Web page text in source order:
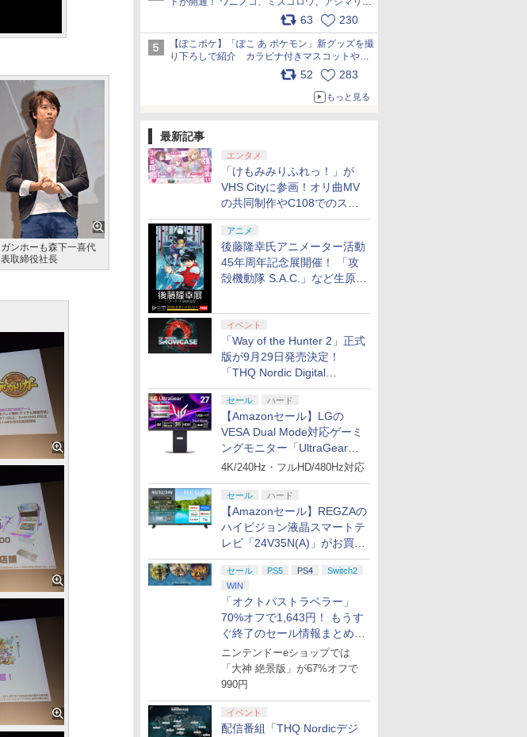
場シーンをレポート pic.x.com/LDgEByVl6D
63 230
【ぽこポケ】「ぽこ あ ポケモン」新グッズを撮
り下ろしで紹介 カラビナ付きマスコットやス
52 283
もっと見る
最新記事
エンタメ
「けもみみりふれっ！」が
VHS Cityに参画！オリ曲MV
の共同制作やC108でのスペ
シャルコラボ広告を掲出
アニメ
後藤隆幸氏アニメーター活動
45年周年記念展開催！ 「攻
殻機動隊 S.A.C.」など生原
イベント
「Way of the Hunter 2」正式
版が9月29日発売決定！
「THQ Nordic Digital
Showcase 2026」まとめ
セール ハード
【Amazonセール】LGの
VESA Dual Mode対応ゲーミ
ングモニター「UltraGear
27G850A-B」がお買い得！
4K/240Hz・フルHD/480Hz対応
セール ハード
【Amazonセール】REGZAの
ハイビジョン液晶スマートテ
レビ「24V35N(A)」がお買い
得！
セール PS5 PS4
Switch2
WIN
「オクトパストラベラー」
70%オフで1,643円！ もうす
ぐ終了のセール情報まとめ
【8月8日更新】
ニンテンドーeショップでは
「大神 絶景版」が67%オフで
990円
イベント
配信番組「THQ Nordicデジ
ガンホーも森下一喜代
表取締役社長